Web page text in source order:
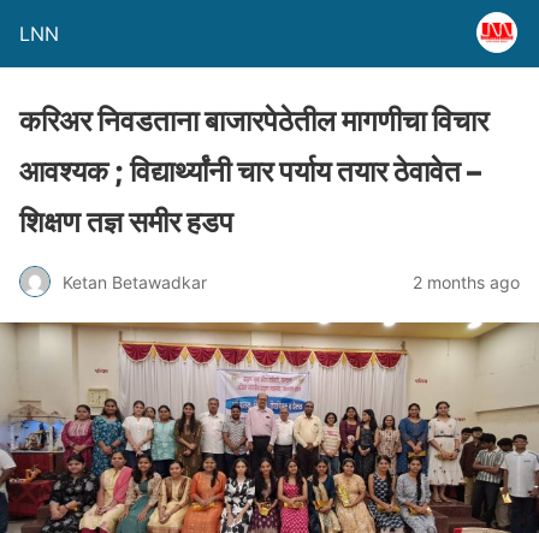
LNN
करिअर निवडताना बाजारपेठेतील मागणीचा विचार
आवश्यक ; विद्यार्थ्यांनी चार पर्याय तयार ठेवावेत –
शिक्षण तज्ञ समीर हडप
Ketan Betawadkar 2 months ago